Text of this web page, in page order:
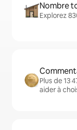
Nombre
Explorez
Plus de 13
aider à